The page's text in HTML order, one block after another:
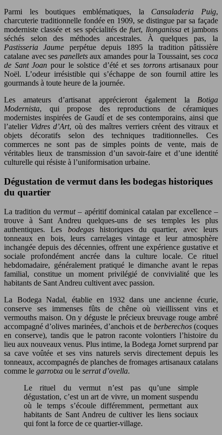
Parmi les boutiques emblématiques, la Cansaladeria Puig,
charcuterie traditionnelle fondée en 1909, se distingue par sa façade
moderniste classée et ses spécialités de fuet, llonganissaet jambons
séchés selon des méthodes ancestrales. À quelques pas, la
Pastisseria Jaume perpétue depuis 1895 la tradition pâtissière
catalane avec ses panelletsaux amandes pour la Toussaint, sescoca
de Sant Joan pour le solstice d’été et ses torronsartisanaux pour
Noël. L’odeur irrésistible qui s’échappe de son fournil attire les
gourmands à toute heure de la journée.
Les amateurs d’artisanat apprécieront également la Botiga
Modernista, qui propose des reproductions de céramiques
modernistes inspirées de Gaudí et de ses contemporains, ainsi que
l’atelier Vidres d’Art, où des maîtres verriers créent des vitraux et
objets décoratifs selon des techniques traditionnelles. Ces
commerces ne sont pas de simples points de vente, mais de
véritables lieux de transmission d’un savoir-faire et d’une identité
culturelle qui résiste à l’uniformisation urbaine.
Dégustation de vermut dans les bodegas historiques
du quartier
La tradition duvermut– apéritif dominical catalan par excellence –
trouve à Sant Andreu quelques-uns de ses temples les plus
authentiques. Les bodegashistoriques du quartier, avec leurs
tonneaux en bois, leurs carrelages vintage et leur atmosphère
inchangée depuis des décennies, offrent une expérience gustative et
sociale profondément ancrée dans la culture locale. Ce rituel
hebdomadaire, généralement pratiqué le dimanche avant le repas
familial, constitue un moment privilégié de convivialité que les
habitants de Sant Andreu cultivent avec passion.
La Bodega Nadal, établie en 1932 dans une ancienne écurie,
conserve ses immenses fûts de chêne où vieillissent vins et
vermouths maison. On y déguste le précieux breuvage rouge ambré
accompagné d’olives marinées, d’anchois et de berberechos(coques
en conserve), tandis que le patron raconte volontiers l’histoire du
lieu aux nouveaux venus. Plus intime, la Bodega Jornet surprend par
sa cave voûtée et ses vins naturels servis directement depuis les
tonneaux, accompagnés de planches de fromages artisanaux catalans
comme le garrotxa ou le serrat d’ovella.
Le rituel du vermut n’est pas qu’une simple
dégustation, c’est un art de vivre, un moment suspendu
où le temps s’écoule différemment, permettant aux
habitants de Sant Andreu de cultiver les liens sociaux
qui font la force de ce quartier-village.